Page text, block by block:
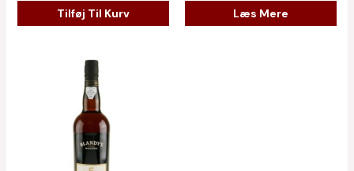
Tilføj Til Kurv Læs Mere